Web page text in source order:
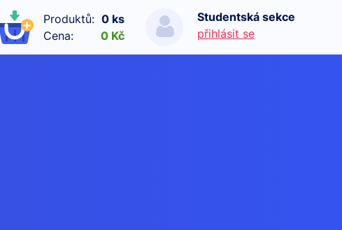
Produktů: 0 ks
Cena:
0 Kč
Studentská sekce
přihlásit se